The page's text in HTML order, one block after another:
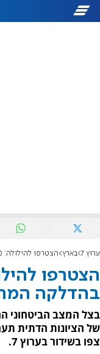
ערוץ 7 בארץ הצטרפו להילולה: 10,000 משתתפים בהדלקה המרכזית בחברון
בהדלקה
בצל המצב הביטחוני
של הציונות הדתית
צפו בשידור בערוץ 7.